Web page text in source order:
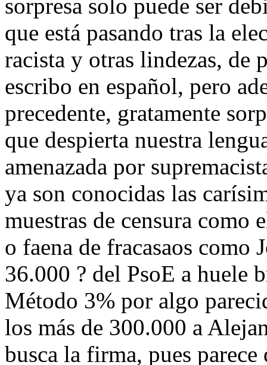
sorpresa solo puede ser
que está pasando tras la
racista y otras lindezas, de
escribo en español, pero
precedente, gratamente
que despierta nuestra
amenazada por
ya son conocidas las
muestras de censura
o faena de fracasaos como
36.000 ? del PsoE a huele
Método 3% por algo
los más de 300.000 a
busca la firma, pues parece